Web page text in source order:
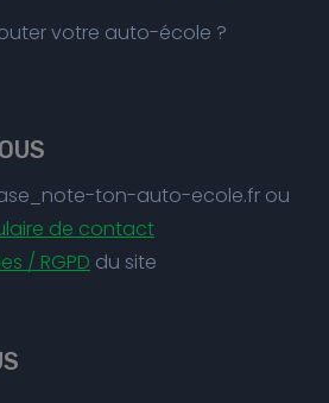
votre auto-école ?
ton-auto-ecole.fr ou
de contact
/ RGPD du site